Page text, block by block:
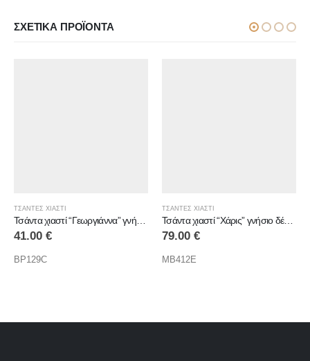
ΣΧΕΤΙΚΆ ΠΡΟΪΌΝΤΑ
ΤΣΑΝΤΕΣ ΧΙΑΣΤΙ
41.00 €
BP129C
ΤΣΑΝΤΕΣ ΧΙΑΣΤΙ
Τσάντα χιαστί “Χάρις” γνήσιο δέρμα
79.00 €
MB412E